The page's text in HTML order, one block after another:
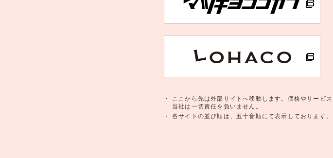
・
ここから先は外部サイトへ移動します。価格やサービ
当社は一切責任を負いません。
・
各サイトの並び順は、五十音順にて表示しております。